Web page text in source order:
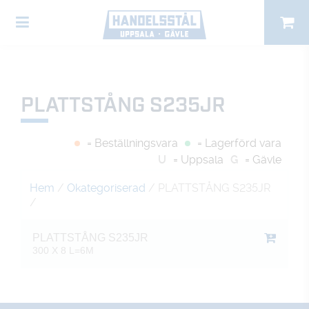
PLATTSTÅNG S235JR
= Beställningsvara
= Lagerförd vara
U
= Uppsala G = Gävle
Hem / Okategoriserad / PLATTSTÅNG S235JR
/
PLATTSTÅNG S235JR
300 X 8 L=6M